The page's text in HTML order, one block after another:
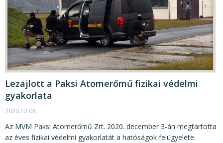
Lezajlott a Paksi Atomerőmű fizikai védelmi
gyakorlata
2020.12.08
Az MVM Paksi Atomerőmű Zrt. 2020. december 3-án megtartotta
az éves fizikai védelmi gyakorlatát a hatóságok felügyelete